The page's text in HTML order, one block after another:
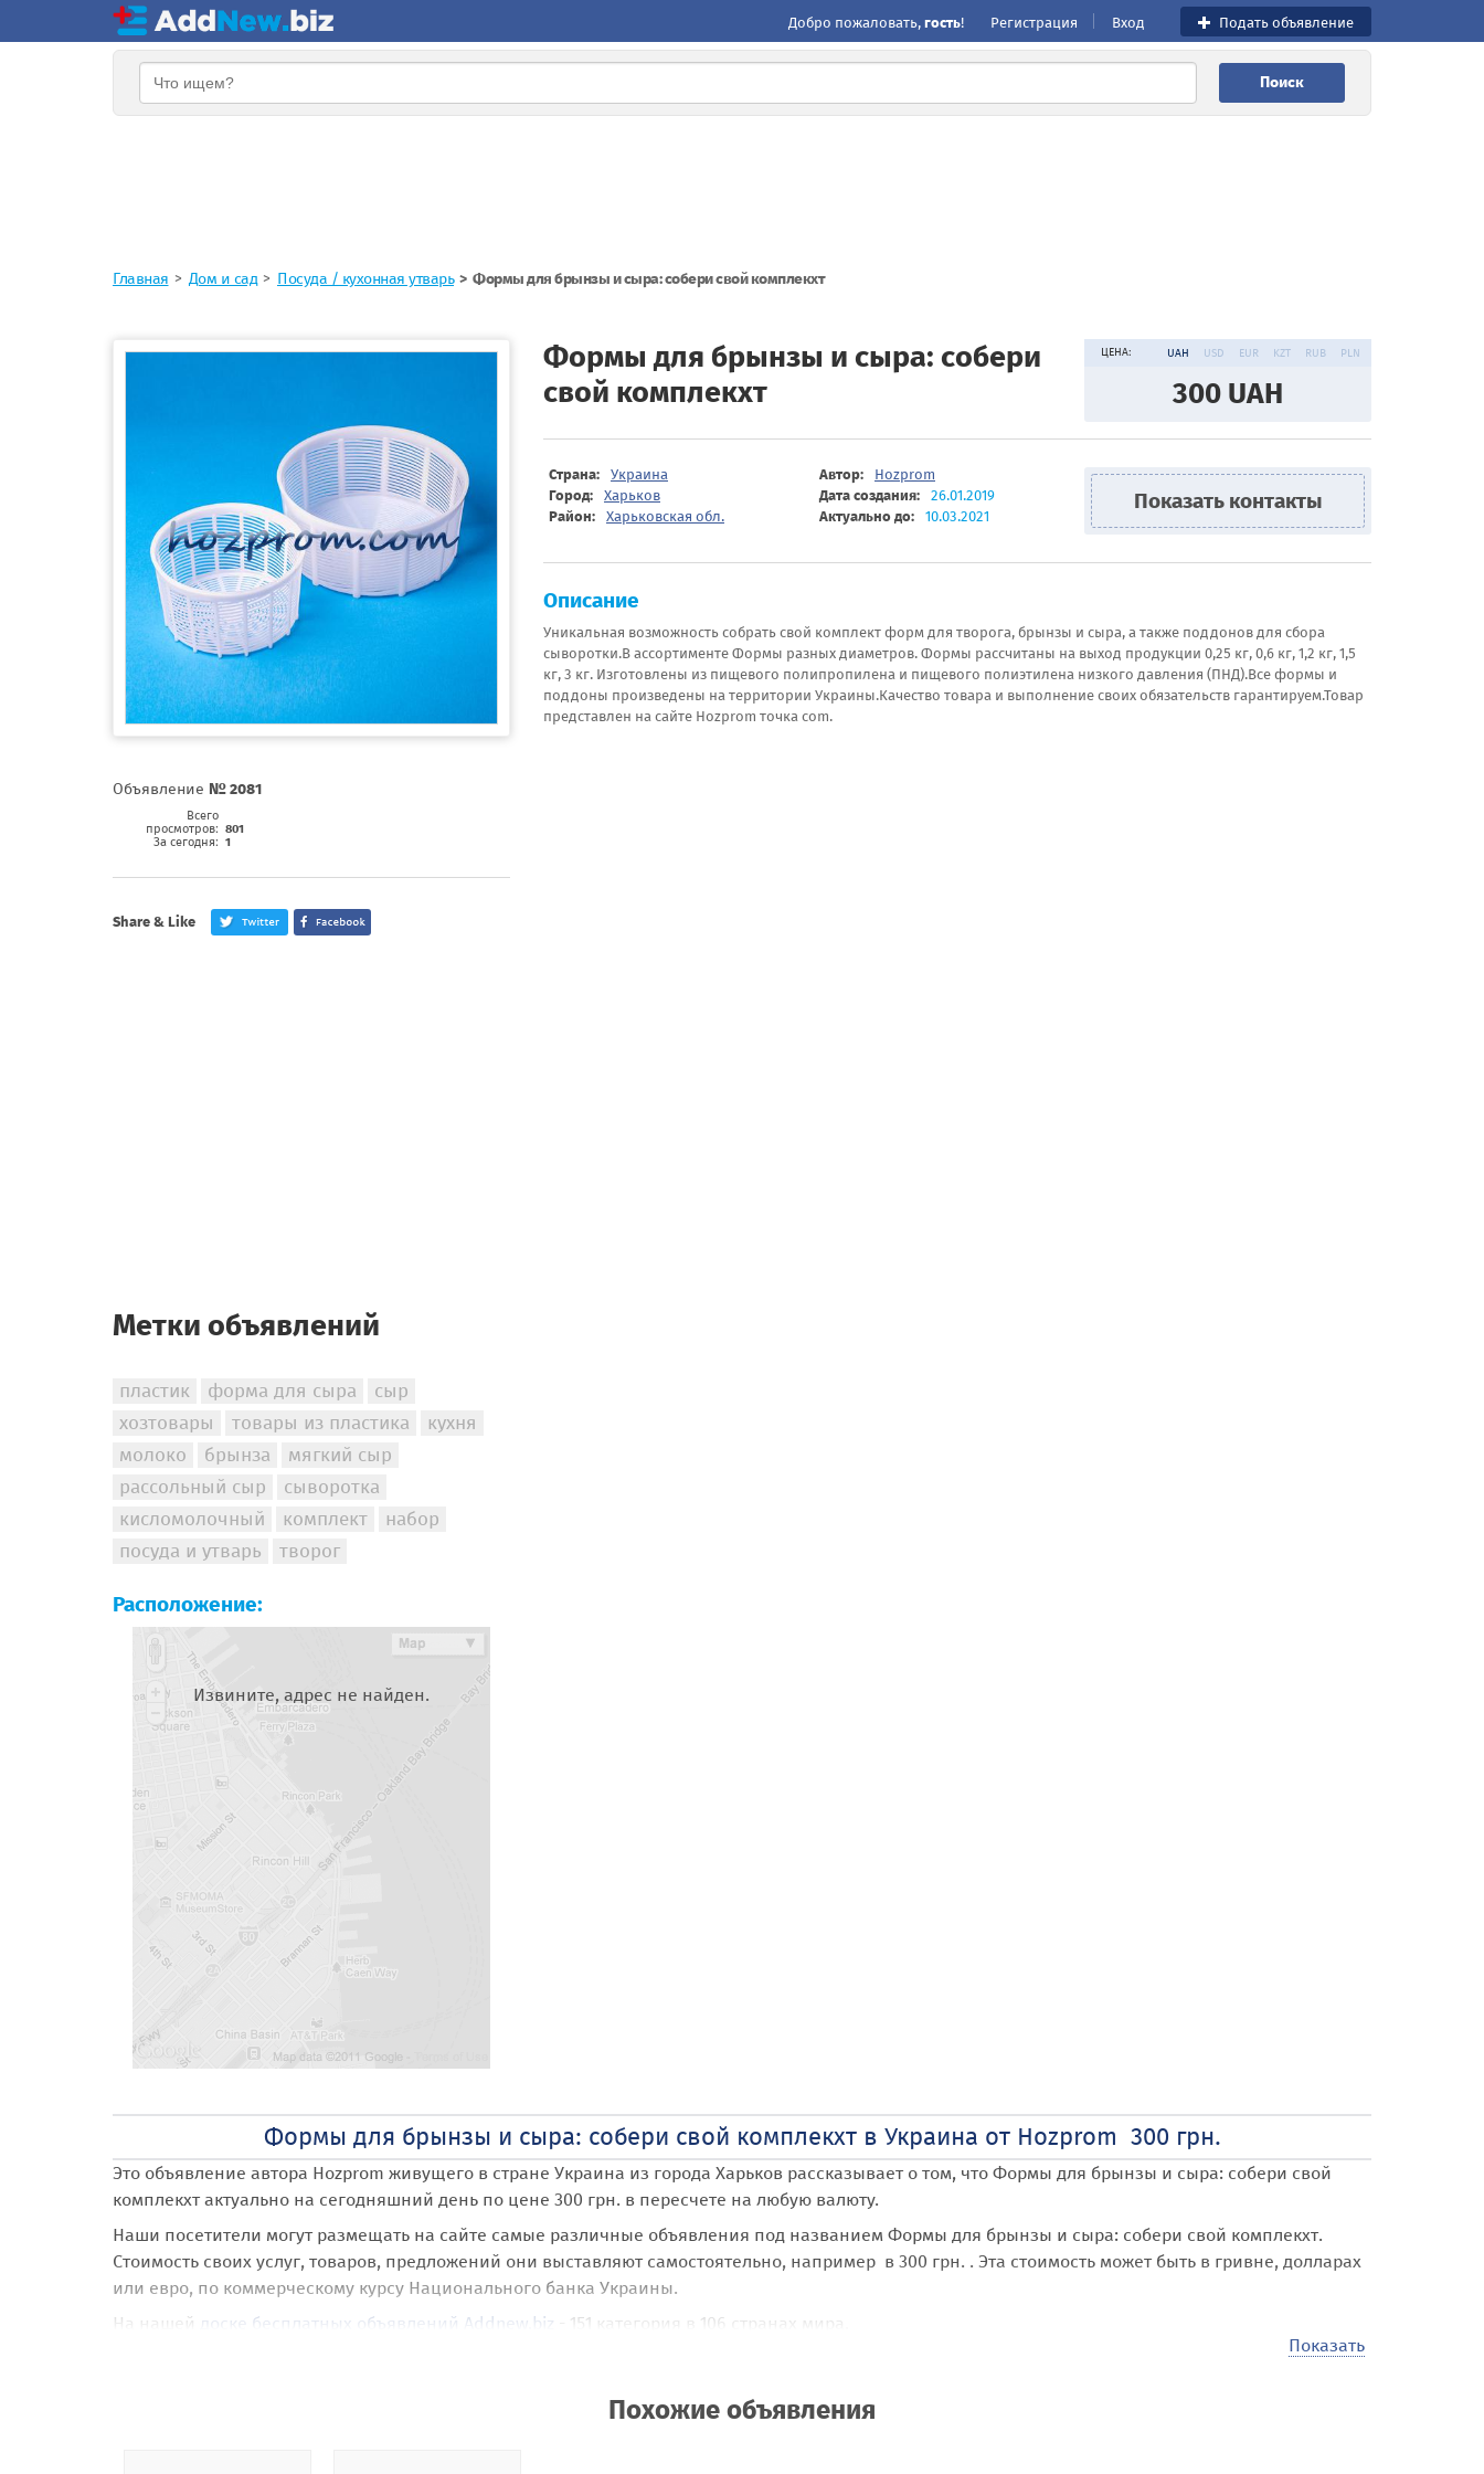
Добро пожаловать, гость! Регистрация Вход Подать объявление
Поиск
Главная Дом и сад Посуда / кухонная утварь Формы для брынзы и сыра: собери свой комплекхт
Объявление № 2081
Всего
просмотров: 801
За сегодня: 1
Share & Like
Метки объявлений
пластик форма для сыра
сыр
хозтовары
товары из пластика
кухня
молоко
брынза
мягкий сыр
рассольный сыр
сыворотка
кисломолочный
комплект
набор
посуда и утварь
творог
Расположение:
Извините, адрес не найден.
Формы для брынзы и сыра: собери
свой комплекхт
ЦЕНА: UAH USD EUR KZT RUB PLN
300 UAH
Страна: Украина Автор:
Hozprom
Город:
Харьков Дата создания:
26.01.2019
Район:
Харьковская обл. Актуально до: 10.03.2021
Показать контакты
Описание
Уникальная возможность собрать свой комплект форм для творога, брынзы и сыра, а также поддонов для сбора
сыворотки.В ассортименте Формы разных диаметров. Формы рассчитаны на выход продукции 0,25 кг, 0,6 кг, 1,2 кг, 1,5
кг, 3 кг. Изготовлены из пищевого полипропилена и пищевого полиэтилена низкого давления (ПНД).Все формы и
поддоны произведены на территории Украины.Качество товара и выполнение своих обязательств гарантируем.Товар
представлен на сайте Hozprom точка com.
Формы для брынзы и сыра: собери свой комплекхт в Украина от Hozprom 300 грн.
Это объявление автора Hozprom живущего в стране Украина из города Харьков рассказывает о том, что Формы для брынзы и сыра: собери свой
комплекхт актуально на сегодняшний день по цене 300 грн. в пересчете на любую валюту.
Наши посетители могут размещать на сайте самые различные объявления под названием Формы для брынзы и сыра: собери свой комплекхт.
Стоимость своих услуг, товаров, предложений они выставляют самостоятельно, например в 300 грн. . Эта стоимость может быть в гривне, долларах
или евро, по коммерческому курсу Национального банка Украины.
На нашей доске бесплатных объявлений Addnew.biz - 151 категория в 106 странах мира.
арендовать и разместить свое объявление на карте Google Maps с позиционированием по стране Украина, области Харьковская обл. и городу
Показать
Похожие объявления